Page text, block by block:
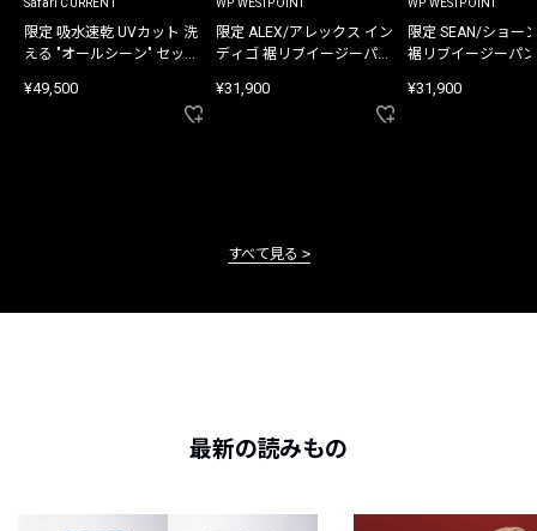
Safari CURRENT
限定 吸水速乾 UVカット 洗
える "オールシーン" セット
¥49,500
WP WESTPOINT
限定 ALEX/アレックス イン
ディゴ 裾リブイージーパン
¥31,900
WP WESTPOINT
限定 SEAN/ショー
裾リブイージーパ
¥31,900
すべて見る
最新の読みもの